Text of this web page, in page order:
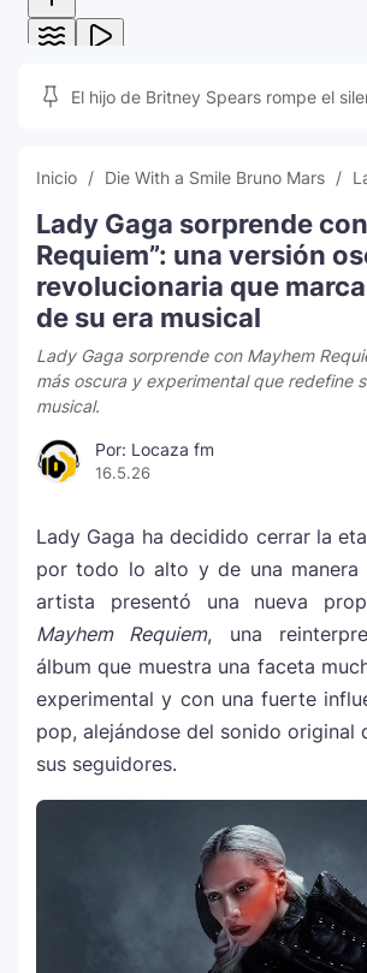
El hijo de Britney Spears rompe el
Inicio Die With a Smile Bruno Mars
Lady Gaga sorprende
Requiem”: una versión
revolucionaria que
de su era musical
Lady Gaga sorprende con Mayhem
más oscura y experimental que redefine
musical.
Por: Locaza fm
16.5.26
Lady Gaga ha decidido cerrar la
por todo lo alto y de una manera
artista presentó una nueva
Mayhem Requiem, una
álbum que muestra una faceta
experimental y con una fuerte
pop, alejándose del sonido original
sus seguidores.